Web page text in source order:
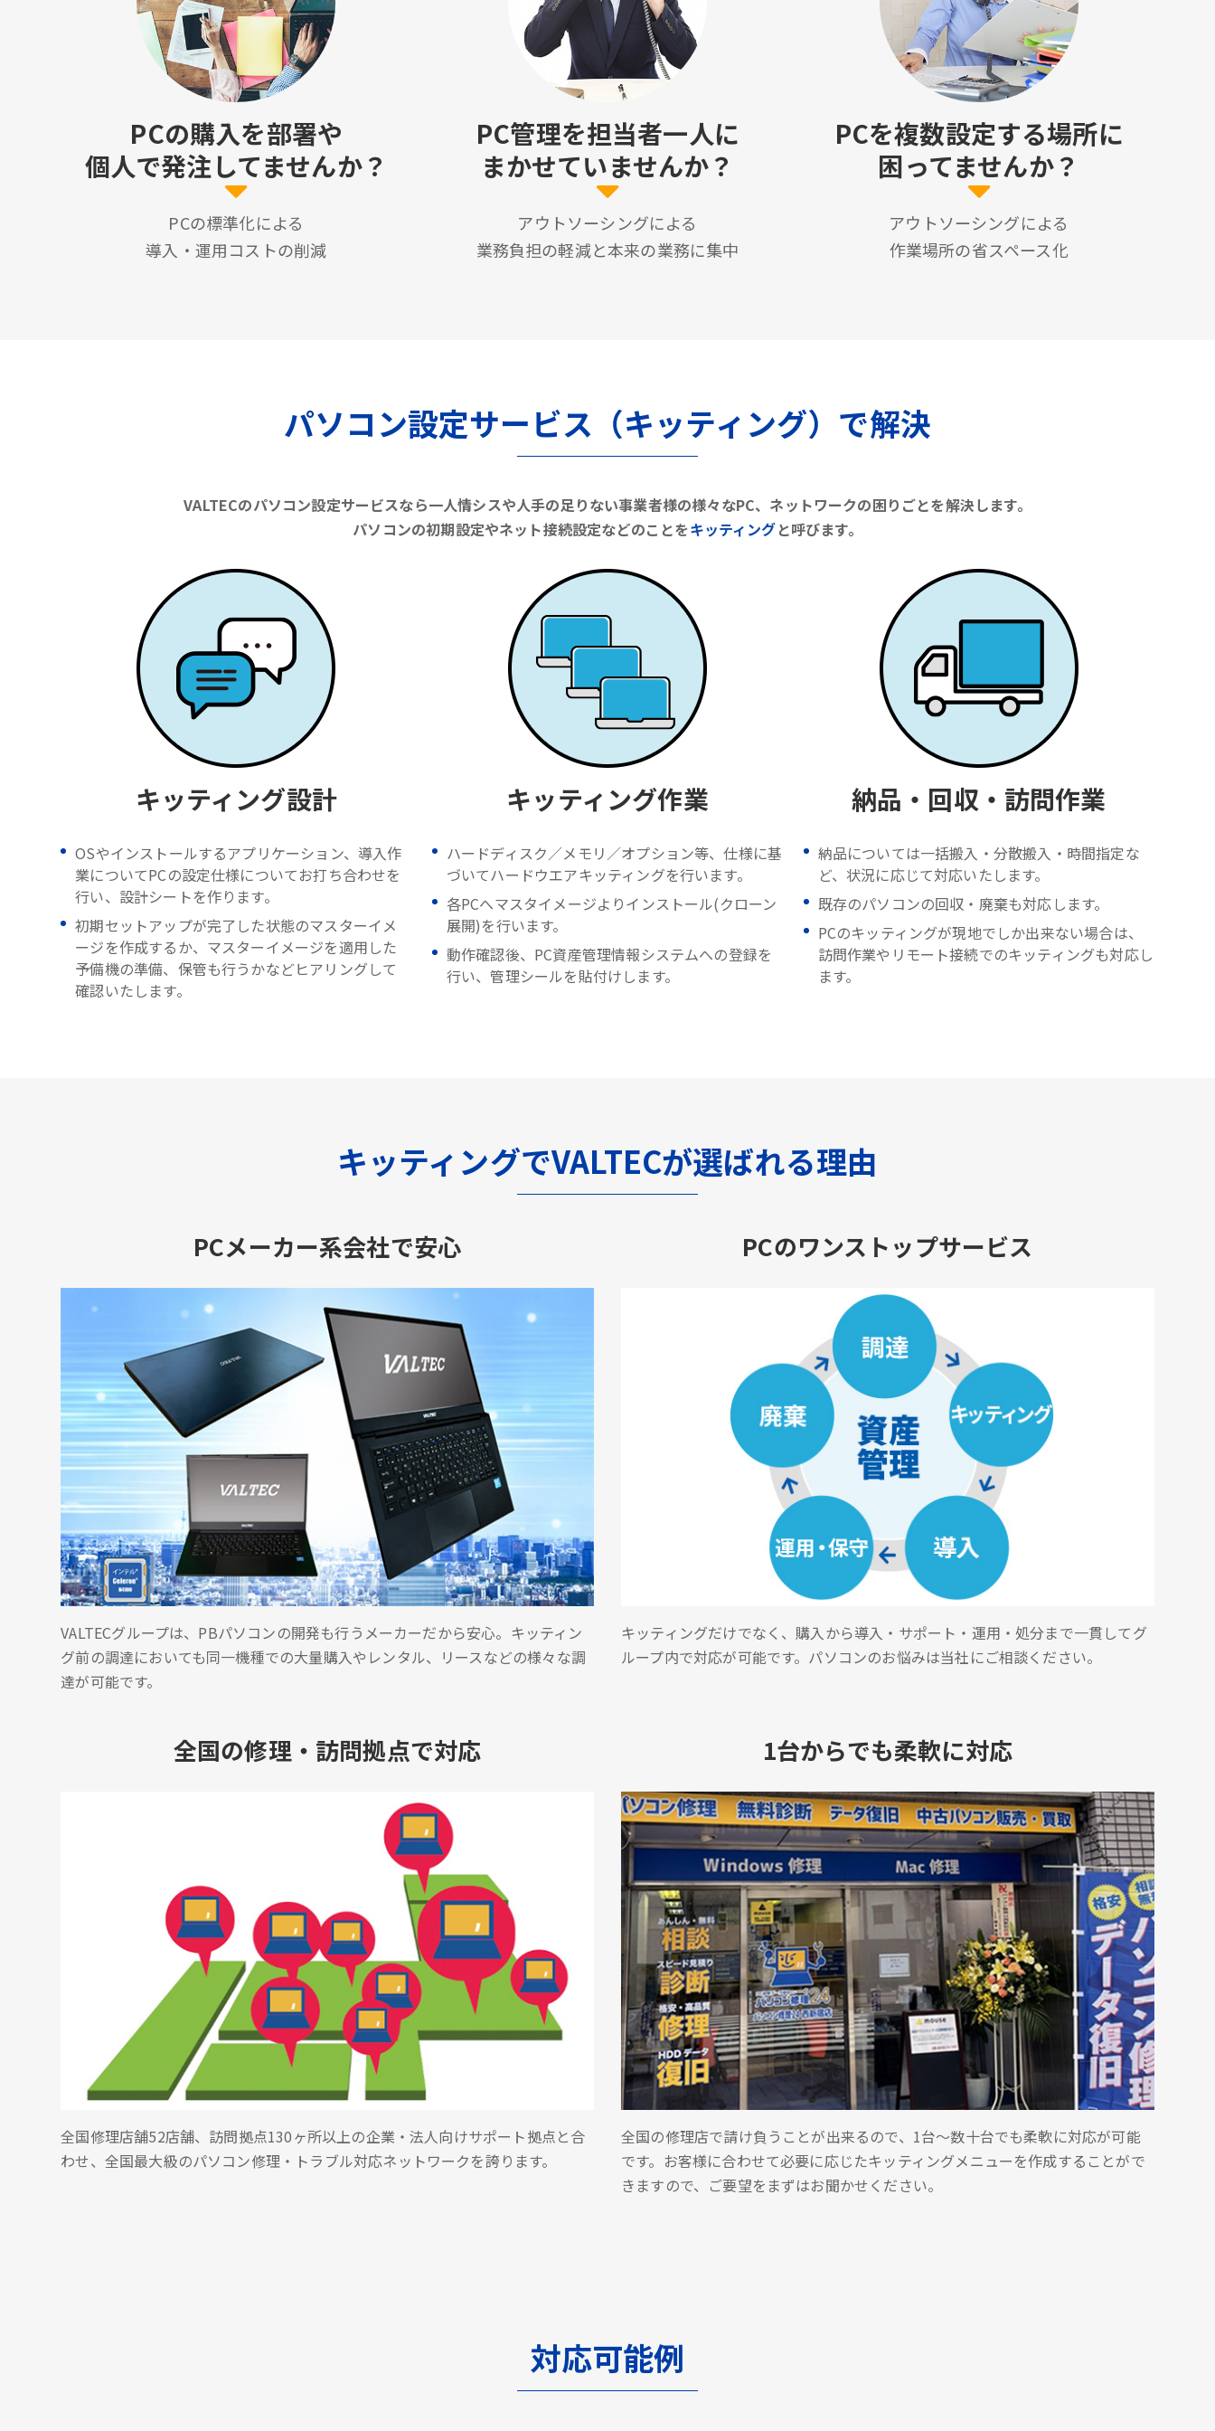
PCの購入を部署や
個人で発注してませんか？
PCの標準化による
導入・運用コストの削減
PC管理を担当者一人に
まかせていませんか？
アウトソーシングによる
業務負担の軽減と本来の業務に集中
PCを複数設定する場所に
困ってませんか？
アウトソーシングによる
作業場所の省スペース化
パソコン設定サービス（キッティング）で解決
VALTECのパソコン設定サービスなら一人情シスや人手の足りない事業者様の様々なPC、ネットワークの困りごとを解決します。
パソコンの初期設定やネット接続設定などのことをキッティングと呼びます。
キッティング設計
OSやインストールするアプリケーション、導入作
業についてPCの設定仕様についてお打ち合わせを
行い、設計シートを作ります。
初期セットアップが完了した状態のマスターイメ
ージを作成するか、マスターイメージを適用した
予備機の準備、保管も行うかなどヒアリングして
確認いたします。
キッティング作業
ハードディスク／メモリ／オプション等、仕様に基
づいてハードウエアキッティングを行います。
各PCへマスタイメージよりインストール(クローン
展開)を行います。
動作確認後、PC資産管理情報システムへの登録を
行い、管理シールを貼付けします。
納品・回収・訪問作業
納品については一括搬入・分散搬入・時間指定な
ど、状況に応じて対応いたします。
既存のパソコンの回収・廃棄も対応します。
PCのキッティングが現地でしか出来ない場合は、
訪問作業やリモート接続でのキッティングも対応し
ます。
キッティングでVALTECが選ばれる理由
PCメーカー系会社で安心
VALTECグループは、PBパソコンの開発も行うメーカーだから安心。キッティン
グ前の調達においても同一機種での大量購入やレンタル、リースなどの様々な調
達が可能です。
PCのワンストップサービス
キッティングだけでなく、購入から導入・サポート・運用・処分まで一貫してグ
ループ内で対応が可能です。パソコンのお悩みは当社にご相談ください。
全国の修理・訪問拠点で対応
全国修理店舗52店舗、訪問拠点130ヶ所以上の企業・法人向けサポート拠点と合
わせ、全国最大級のパソコン修理・トラブル対応ネットワークを誇ります。
1台からでも柔軟に対応
全国の修理店で請け負うことが出来るので、1台～数十台でも柔軟に対応が可能
です。お客様に合わせて必要に応じたキッティングメニューを作成することがで
きますので、ご要望をまずはお聞かせください。
対応可能例